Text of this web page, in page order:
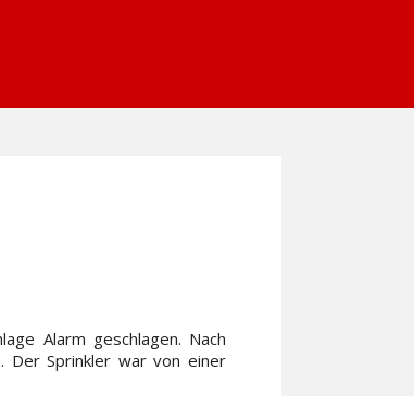
Alarm geschlagen. Nach
Der Sprinkler war von einer